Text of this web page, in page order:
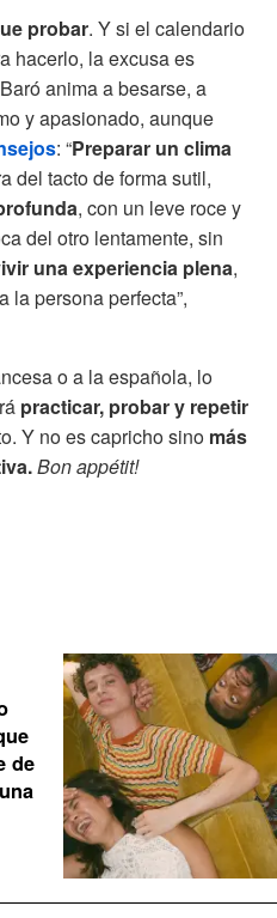
probar. Y si el calendario
hacerlo, la excusa es
anima a besarse, a
y apasionado, aunque
: “Preparar un clima
del tacto de forma sutil,
, con un leve roce y
del otro lentamente, sin
una experiencia plena,
la persona perfecta”,
o a la española, lo
practicar, probar y repetir
Y no es capricho sino más
Bon appétit!
de